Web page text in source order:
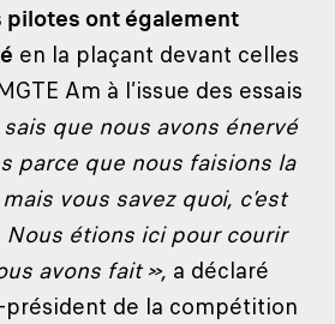
pilotes ont également
en la plaçant devant celles
Am à l’issue des essais
que nous avons énervé
parce que nous faisions la
vous savez quoi, c’est
étions ici pour courir
avons fait », a déclaré
président de la compétition